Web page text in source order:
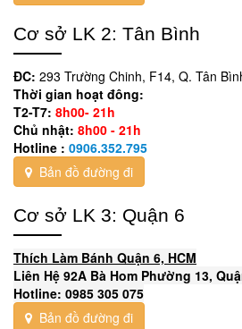
Cơ sở LK 2: Tân Bình
ĐC: 293 Trường Chinh, F14, Q. Tân
Thời gian hoạt đông:
T2-T7: 8h00- 21h
Chủ nhật: 8h00 - 21h
Hotline : 0906.352.795
Bản đồ đường đi
Cơ sở LK 3: Quận 6
Thích Làm Bánh Quận 6, HCM
Liên Hệ 92A Bà Hom Phường 13,
Hotline: 0985 305 075
Bản đồ đường đi